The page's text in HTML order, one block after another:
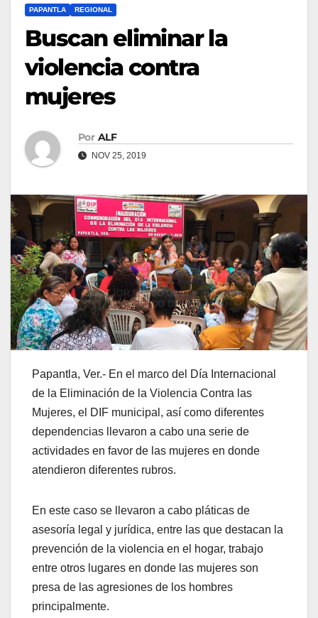
PAPANTLA REGIONAL
Buscan eliminar la
violencia contra
mujeres
Por ALF
NOV 25, 2019
Papantla, Ver.- En el marco del Día Internacional
de la Eliminación de la Violencia Contra las
Mujeres, el DIF municipal, así como diferentes
dependencias llevaron a cabo una serie de
actividades en favor de las mujeres en donde
atendieron diferentes rubros.
En este caso se llevaron a cabo pláticas de
asesoría legal y jurídica, entre las que destacan la
prevención de la violencia en el hogar, trabajo
entre otros lugares en donde las mujeres son
presa de las agresiones de los hombres
principalmente.